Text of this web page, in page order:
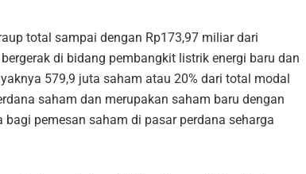
total sampai dengan Rp173,97 miliar dari
di bidang pembangkit listrik energi baru dan
579,9 juta saham atau 20% dari total modal
saham dan merupakan saham baru dengan
pemesan saham di pasar perdana seharga